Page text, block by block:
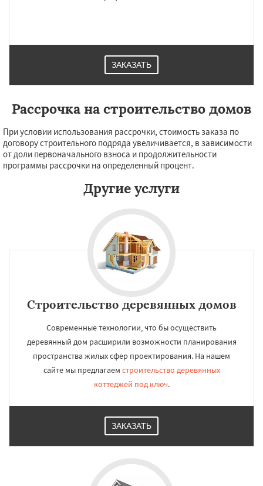
ЗАКАЗАТЬ
Рассрочка на строительство домов
При условии использования рассрочки, стоимость заказа по
договору строительного подряда увеличивается, в зависимости
от доли первоначального взноса и продолжительности
программы рассрочки на определенный процент.
Другие услуги
Строительство деревянных домов
Современные технологии, что бы осуществить
деревянный дом расширили возможности планирования
пространства жилых сфер проектирования. На нашем
сайте мы предлагаем строительство деревянных
коттеджей под ключ.
ЗАКАЗАТЬ